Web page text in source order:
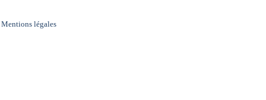
Mentions légales